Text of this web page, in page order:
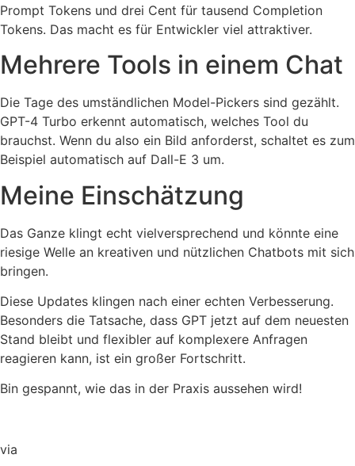
Prompt Tokens und drei Cent für tausend Completion
Tokens. Das macht es für Entwickler viel attraktiver.
Mehrere Tools in einem Chat
Die Tage des umständlichen Model-Pickers sind gezählt.
GPT-4 Turbo erkennt automatisch, welches Tool du
brauchst. Wenn du also ein Bild anforderst, schaltet es zum
Beispiel automatisch auf Dall-E 3 um.
Meine Einschätzung
Das Ganze klingt echt vielversprechend und könnte eine
riesige Welle an kreativen und nützlichen Chatbots mit sich
bringen.
Diese Updates klingen nach einer echten Verbesserung.
Besonders die Tatsache, dass GPT jetzt auf dem neuesten
Stand bleibt und flexibler auf komplexere Anfragen
reagieren kann, ist ein großer Fortschritt.
Bin gespannt, wie das in der Praxis aussehen wird!
via